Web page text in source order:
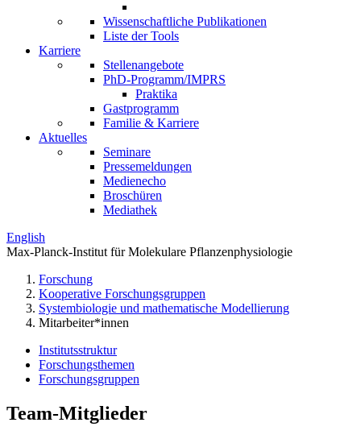
Wissenschaftliche Publikationen
Liste der Tools
Karriere
Stellenangebote
PhD-Programm/IMPRS
Praktika
Gastprogramm
Familie & Karriere
Aktuelles
Seminare
Pressemeldungen
Medienecho
Broschüren
Mediathek
English
Max-Planck-Institut für Molekulare Pflanzenphysiologie
Forschung
Kooperative Forschungsgruppen
Systembiologie und mathematische Modellierung
Mitarbeiter*innen
Institutsstruktur
Forschungsthemen
Forschungsgruppen
Team-Mitglieder